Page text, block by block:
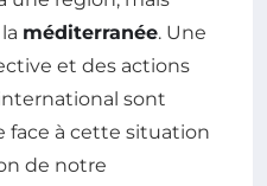
méditerranée. Une
et des actions
sont
face à cette situation
de notre